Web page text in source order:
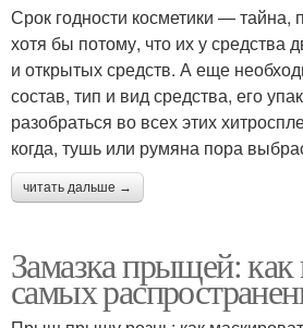
Срок годности косметики — тайна,
хотя бы потому, что их у средства
и открытых средств. А еще
состав, тип и вид средства, его
разобраться во всех этих
когда, тушь или румяна пора
читать дальше →
Замазка прыщей: как
самых